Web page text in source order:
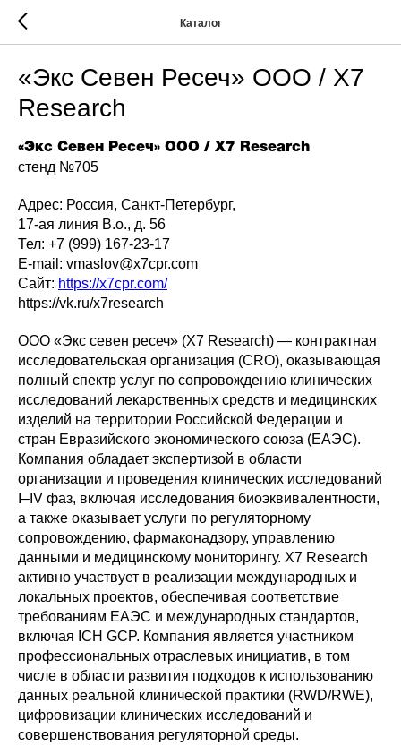
Каталог
«Экс Севен Ресеч» ООО / X7
Research
«Экс Севен Ресеч» ООО / X7 Research
стенд №705
Адрес: Россия, Санкт-Петербург,
17-ая линия В.о., д. 56
Тел: +7 (999) 167-23-17
E-mail: vmaslov@x7cpr.com
Сайт: https://x7cpr.com/
https://vk.ru/x7research
ООО «Экс севен ресеч» (X7 Research) — контрактная
исследовательская организация (CRO), оказывающая
полный спектр услуг по сопровождению клинических
исследований лекарственных средств и медицинских
изделий на территории Российской Федерации и
стран Евразийского экономического союза (ЕАЭС).
Компания обладает экспертизой в области
организации и проведения клинических исследований
I–IV фаз, включая исследования биоэквивалентности,
а также оказывает услуги по регуляторному
сопровождению, фармаконадзору, управлению
данными и медицинскому мониторингу. X7 Research
активно участвует в реализации международных и
локальных проектов, обеспечивая соответствие
требованиям ЕАЭС и международных стандартов,
включая ICH GCP. Компания является участником
профессиональных отраслевых инициатив, в том
числе в области развития подходов к использованию
данных реальной клинической практики (RWD/RWE),
цифровизации клинических исследований и
совершенствования регуляторной среды.